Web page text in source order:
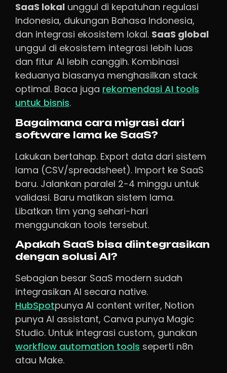
SaaS lokal unggul di kepatuhan regulasi
Indonesia, dukungan Bahasa Indonesia,
dan integrasi ekosistem lokal. SaaS global
unggul di ekosistem integrasi lebih luas
dan fitur AI lebih canggih. Kombinasi
keduanya biasanya menghasilkan stack
optimal. Baca juga rekomendasi AI tools
untuk bisnis.
Bagaimana cara migrasi dari
software lama ke SaaS?
Lakukan bertahap. Export data dari sistem
lama (CSV/spreadsheet). Import ke SaaS
baru. Jalankan paralel 2-4 minggu untuk
validasi. Baru matikan sistem lama.
Libatkan tim yang sehari-hari
menggunakan tools tersebut.
Apakah SaaS bisa diintegrasikan
dengan solusi AI?
Sebagian besar SaaS modern sudah
integrasikan AI secara native.
HubSpotpunya AI content writer, Notion
punya AI assistant, Canva punya Magic
Studio. Untuk integrasi custom, gunakan
workflow automation tools seperti n8n
atau Make.